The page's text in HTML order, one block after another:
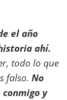
el año
ahí.
todo lo que
falso. No
y